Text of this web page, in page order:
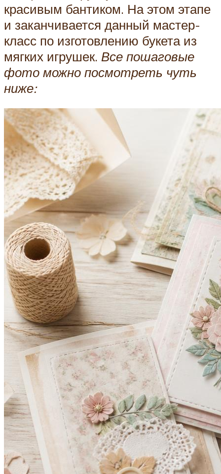
красивым бантиком. На этом этапе
и заканчивается данный мастер-
класс по изготовлению букета из
мягких игрушек. Все пошаговые
фото можно посмотреть чуть
ниже: